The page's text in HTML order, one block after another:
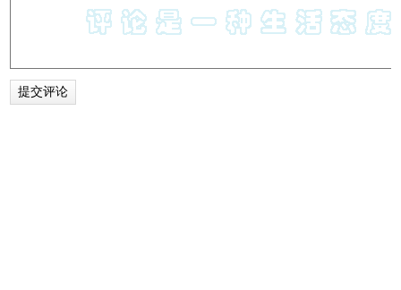
Calmly Writer的联系方式
1.由 www.calmlywriter.com 提供。